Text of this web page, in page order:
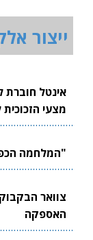
ייצור
אינטל
מצעי
"המלחמה הכפילה פי 5 את שוק
האספקה